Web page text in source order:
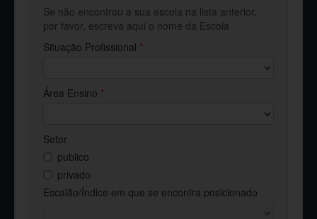
Se não encontrou a sua escola na lista anterior,
por favor, escreva aqui o nome da Escola
Situação Profissional *
Área Ensino *
Setor
publico
privado
Escalão/Índice em que se encontra posicionado